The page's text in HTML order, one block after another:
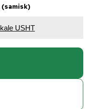
(samisk)
USHT